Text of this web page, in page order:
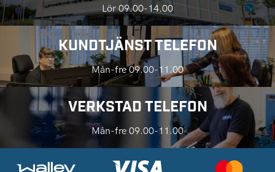
Lör 09.00-14.00
KUNDTJÄNST TELEFON
Mån-fre 09.00-11.00
VERKSTAD TELEFON
Mån-fre 09.00-11.00